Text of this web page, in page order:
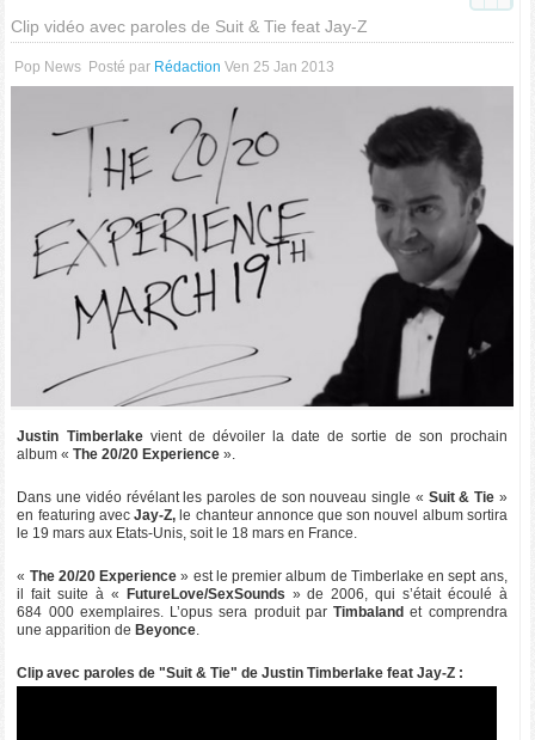
Clip vidéo avec paroles de Suit & Tie feat Jay-Z
Pop News Posté par Rédaction Ven 25 Jan 2013
Justin Timberlakevient de dévoiler la date de sortie de son prochain
album «The 20/20 Experience».
Dans une vidéo révélant les paroles de son nouveau single « Suit & Tie »
en featuring avecJay-Z, le chanteur annonce que son nouvel album sortira
le 19 mars aux Etats-Unis, soit le 18 mars en France.
« The 20/20 Experience» est le premier album de Timberlake en sept ans,
il fait suite à «
FutureLove/SexSounds » de 2006, qui s’était écoulé à
684 000 exemplaires. L’opus sera produit parTimbaland et comprendra
une apparition de Beyonce.
Clip avec paroles de "Suit & Tie" de Justin Timberlake feat Jay-Z :